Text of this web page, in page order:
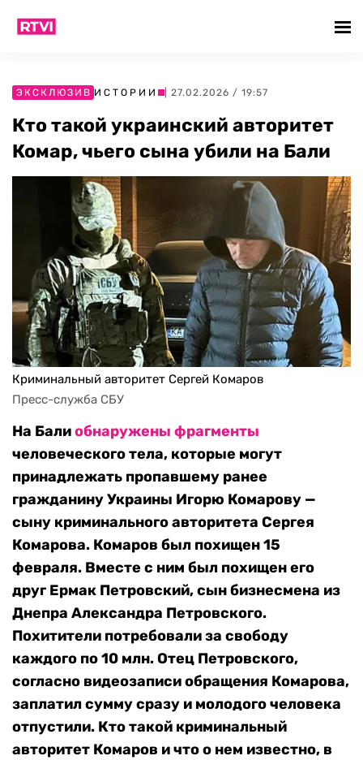
ЭКСКЛЮЗИВ ИСТОРИИ | 27.02.2026 / 19:57
Кто такой украинский авторитет
Комар, чьего сына убили на Бали
Криминальный авторитет Сергей Комаров
Пресс-служба СБУ
На Балиобнаружены фрагменты
человеческого тела, которые могут
принадлежать пропавшему ранее
гражданину Украины Игорю Комарову —
сыну криминального авторитета Сергея
Комарова. Комаров был похищен 15
февраля. Вместе с ним был похищен его
друг Ермак Петровский, сын бизнесмена из
Днепра Александра Петровского.
Похитители потребовали за свободу
каждого по 10 млн. Отец Петровского,
согласно видеозаписи обращения Комарова,
заплатил сумму сразу и молодого человека
отпустили. Кто такой криминальный
авторитет Комаров и что о нем известно, в